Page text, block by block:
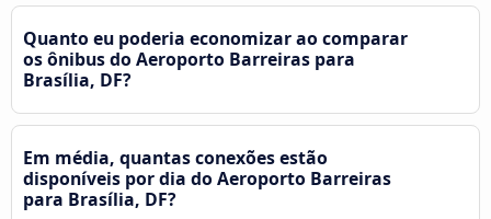
Quanto eu poderia economizar ao comparar
os ônibus do Aeroporto Barreiras para
Brasília, DF?
Em média, quantas conexões estão
disponíveis por dia do Aeroporto Barreiras
para Brasília, DF?